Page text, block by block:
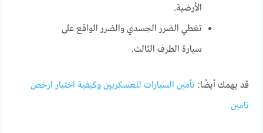
الأرضية.
تغطي الضرر الجسدي والضرر الواقع على
سيارة الطرف الثالث.
قد يهمك أيضًا:تأمين السيارات للعسكريين وكيفية اختيار ارخص
تامين